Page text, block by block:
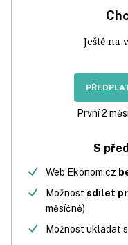
Ještě na
První 2
S
Web Ekonom.cz
Možnost sdílet
měsíčně)
Možnost ukládat